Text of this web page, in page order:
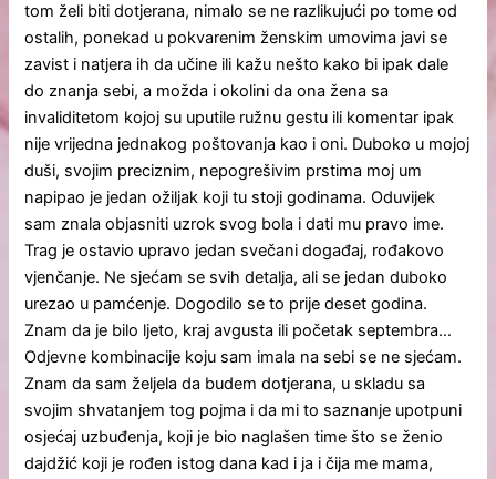
tom želi biti dotjerana, nimalo se ne razlikujući po tome od
ostalih, ponekad u pokvarenim ženskim umovima javi se
zavist i natjera ih da učine ili kažu nešto kako bi ipak dale
do znanja sebi, a možda i okolini da ona žena sa
invaliditetom kojoj su uputile ružnu gestu ili komentar ipak
nije vrijedna jednakog poštovanja kao i oni. Duboko u mojoj
duši, svojim preciznim, nepogrešivim prstima moj um
napipao je jedan ožiljak koji tu stoji godinama. Oduvijek
sam znala objasniti uzrok svog bola i dati mu pravo ime.
Trag je ostavio upravo jedan svečani događaj, rođakovo
vjenčanje. Ne sjećam se svih detalja, ali se jedan duboko
urezao u pamćenje. Dogodilo se to prije deset godina.
Znam da je bilo ljeto, kraj avgusta ili početak septembra…
Odjevne kombinacije koju sam imala na sebi se ne sjećam.
Znam da sam željela da budem dotjerana, u skladu sa
svojim shvatanjem tog pojma i da mi to saznanje upotpuni
osjećaj uzbuđenja, koji je bio naglašen time što se ženio
dajdžić koji je rođen istog dana kad i ja i čija me mama,